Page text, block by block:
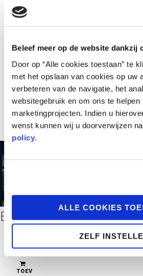
Beleef meer op de website dankzij
Door op “Alle cookies toestaan” te
met het opslaan van cookies op uw
verbeteren van de navigatie, het
websitegebruik en om ons te helpen
marketingprojecten. Indien u
wenst kunnen wij u doorverwijzen
policy.
ALLE COOKIES
ZELF
Black Jack
in stock
TOEV